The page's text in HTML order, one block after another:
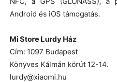
Android és iOS támogatás.
Mi Store Lurdy Ház
Cím: 1097 Budapest
Könyves Kálmán körút 12-14.
lurdy@xiaomi.hu